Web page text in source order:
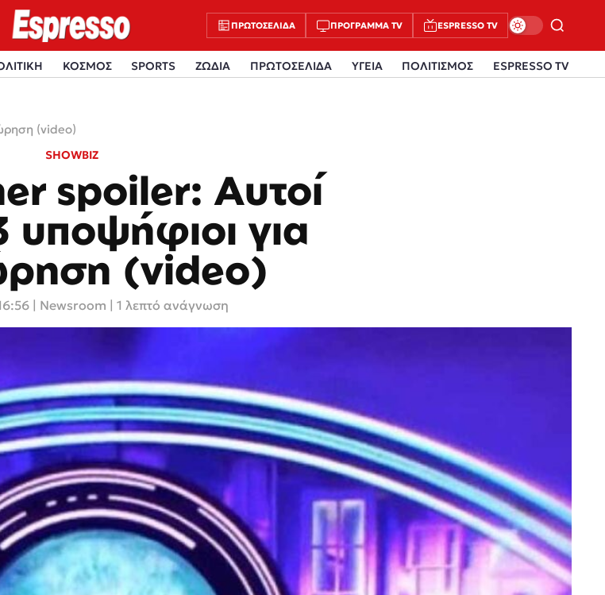
ΠΡΩΤΟΣΈΛΙΔΑ ΠΡΌΓΡΑΜΜΑ TV ESPRESSO TV
ΚΟΣΜΟΣ SPORTS ΖΩΔΙΑ ΠΡΩΤΟΣΕΛΙΔΑ ΥΓΕΙΑ ΠΟΛΙΤΙΣΜΟΣ ESPRESSO TV
(video)
SHOWBIZ
spoiler: Αυτοί
υποψήφιοι για
(video)
Newsroom | 1 λεπτό ανάγνωση